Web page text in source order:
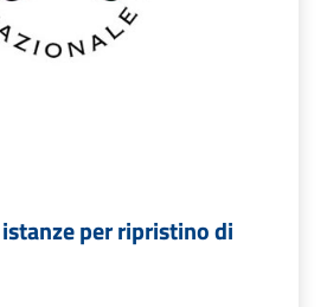
per ripristino di